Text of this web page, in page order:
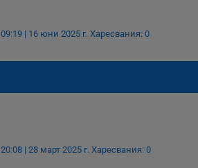
09:19 | 16 юни 2025 г. Харесвания: 0
20:08 | 28 март 2025 г. Харесвания: 0